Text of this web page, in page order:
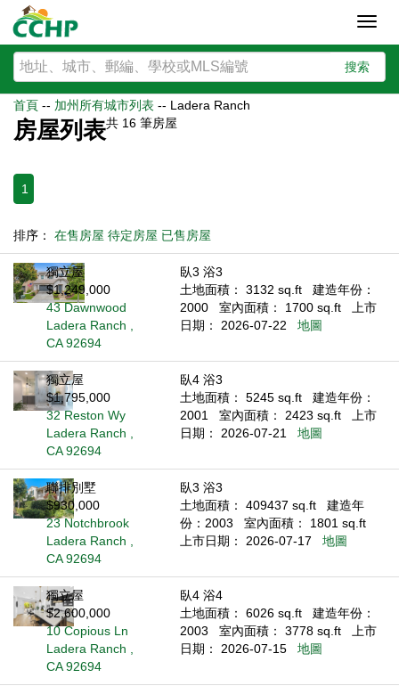
搜索
首頁 -- 加州所有城市列表 -- Ladera Ranch
房屋列表共 16 筆房屋
1
排序： 在售房屋 待定房屋 已售房屋
獨立屋
$1,249,000
43 Dawnwood
Ladera Ranch ,
CA 92694
臥3 浴3
土地面積： 3132 sq.ft
建造年份：
2000
室內面積： 1700 sq.ft
上市
日期： 2026-07-22
地圖
獨立屋
$1,795,000
32 Reston Wy
Ladera Ranch ,
CA 92694
臥4 浴3
土地面積： 5245 sq.ft
建造年份：
2001
室內面積： 2423 sq.ft
上市
日期： 2026-07-21
地圖
聯排別墅
$930,000
23 Notchbrook
Ladera Ranch ,
CA 92694
臥3 浴3
土地面積： 409437 sq.ft
建造年
份：2003
室內面積： 1801 sq.ft
上市日期： 2026-07-17
地圖
獨立屋
$2,600,000
10 Copious Ln
Ladera Ranch ,
CA 92694
臥4 浴4
土地面積： 6026 sq.ft
建造年份：
2003
室內面積： 3778 sq.ft
上市
日期： 2026-07-15
地圖